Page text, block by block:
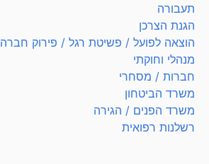
תעבורה
הגנת הצרכן
הוצאה לפועל / פשיטת רגל / פירוק חברה
מנהלי וחוקתי
חברות / מסחרי
משרד הביטחון
משרד הפנים / הגירה
רשלנות רפואית